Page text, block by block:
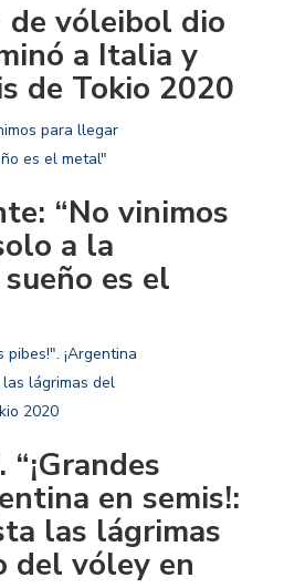
de vóleibol dio
a Italia y
de Tokio 2020
“No vinimos
a la
es el
“¡Grandes
en semis!:
las lágrimas
del vóley en